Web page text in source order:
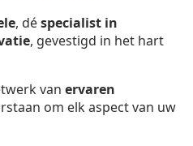
, déspecialist in
, gevestigd in het hart
van ervaren
om elk aspect van uw